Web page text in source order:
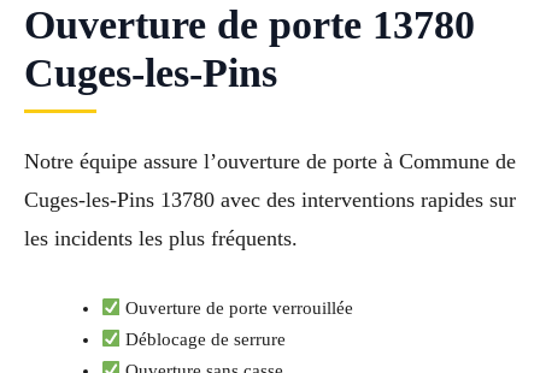
Ouverture de porte 13780
Cuges-les-Pins
Notre équipe assure l’ouverture de porte à Commune de
Cuges-les-Pins 13780 avec des interventions rapides sur
les incidents les plus fréquents.
Ouverture de porte verrouillée
Déblocage de serrure